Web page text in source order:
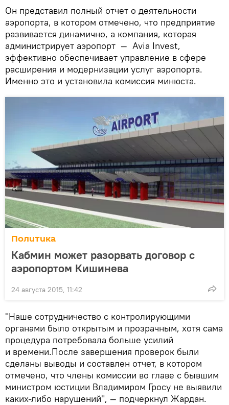
Он представил полный отчет о деятельности
аэропорта, в котором отмечено, что предприятие
развивается динамично, а компания, которая
администрирует аэропорт — Avia Invest,
эффективно обеспечивает управлениe в сфере
расширения и модернизации услуг аэропорта.
Именно это и установила комиссия минюста.
Политика
Кабмин может разорвать договор с
аэропортом Кишинева
24 августа 2015, 11:42
"Наше сотрудничество с контролирующими
органами было открытым и прозрачным, хотя сама
процедура потребовала больше усилий
и времени.После завершения проверок были
сделаны выводы и составлен отчет, в котором
отмечено, что члены комиссии во главе с бывшим
министром юстиции Владимиром Гросу не выявили
каких-либо нарушений", — подчеркнул Жардан.